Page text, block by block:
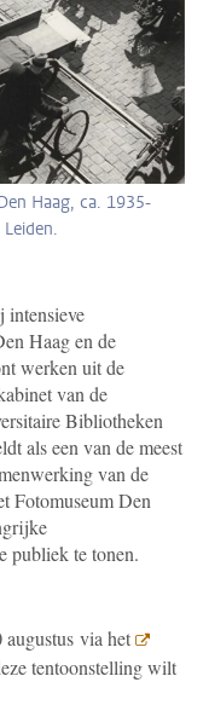
Haag, ca. 1935-
intensieve
Haag en de
werken uit de
van de
Bibliotheken
als een van de meest
van de
Fotomuseum Den
publiek te tonen.
via het
tentoonstelling wilt